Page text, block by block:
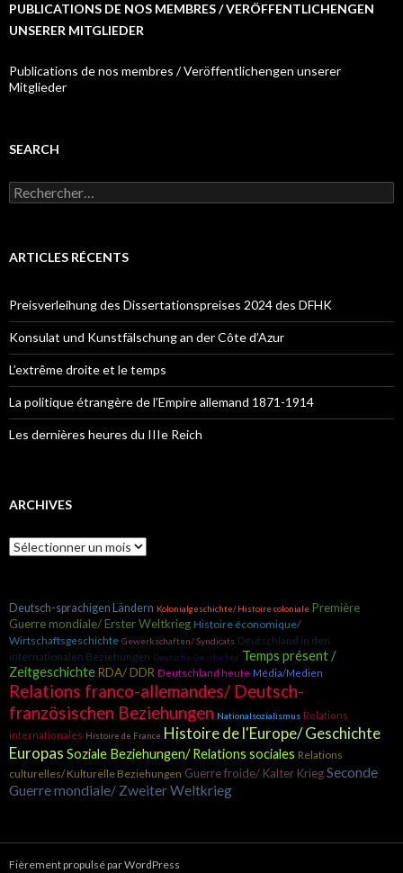
PUBLICATIONS DE NOS MEMBRES / VERÖFFENTLICHENGEN
UNSERER MITGLIEDER
Publications de nos membres / Veröffentlichengen unserer
Mitglieder
SEARCH
R
e
e
h
e
r
:
ARTICLES RÉCENTS
Preisverleihung des Dissertationspreises 2024 des DFHK
Konsulat und Kunstfälschung an der Côte d’Azur
L’extrême droite et le temps
La politique étrangère de l’Empire allemand 1871-1914
Les dernières heures du IIIe Reich
ARCHIVES
A
r
i
v
e
s
Deutsch-sprachigen Ländern Kolonialgeschichte/ Histoire coloniale Première
Guerre mondiale/ Erster Weltkrieg Histoire économique/
Wirtschaftsgeschichte Gewerkschaften/ Syndicats Deutschland in den
internationalen Beziehungen Deutsche Geschichte Temps présent /
ZeitgeschichteRDA/ DDR Deutschland heute Média/Medien
Relations franco-allemandes/ Deutsch-
französischen Beziehungen Nationalsozialismus Relations
internationales Histoire de France Histoire de l'Europe/ Geschichte
Europas Soziale Beziehungen/ Relations sociales Relations
culturelles/ Kulturelle Beziehungen Guerre froide/ Kalter KriegSeconde
Guerre mondiale/ Zweiter Weltkrieg
Fièrement propulsé par WordPress